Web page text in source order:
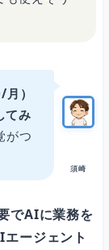
須崎
）
てみ
がつ
でAIに業務を
ージェント